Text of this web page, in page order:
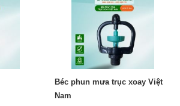
Béc phun mưa trục xoay Việt
Nam